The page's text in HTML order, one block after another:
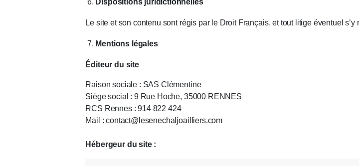
Dispositions juridictionnelles
Le site et son contenu sont régis par le Droit Français, et tout litige éventuel
Mentions légales
Éditeur du site
Raison sociale : SAS Clémentine
Siège social : 9 Rue Hoche, 35000 RENNES
RCS Rennes : 914 822 424
Mail : contact@lesenechaljoailliers.com
Hébergeur du site :